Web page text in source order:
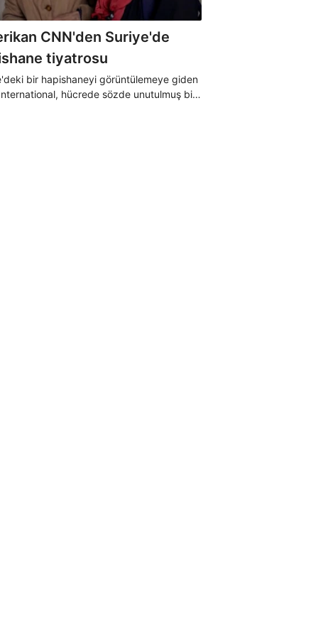
CNN'den Suriye'de
tiyatrosu
bir hapishaneyi görüntülemeye giden
hücrede sözde unutulmuş bir